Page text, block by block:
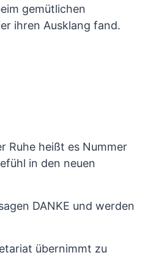
gemütlichen
ihren Ausklang fand.
Ruhe heißt es Nummer
in den neuen
DANKE und werden
übernimmt zu